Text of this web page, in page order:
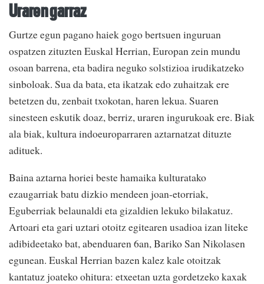
Uraren garraz
Gurtze egun pagano haiek gogo bertsuen inguruan
ospatzen zituzten Euskal Herrian, Europan zein mundu
osoan barrena, eta badira neguko solstizioa irudikatzeko
sinboloak. Sua da bata, eta ikatzak edo zuhaitzak ere
betetzen du, zenbait txokotan, haren lekua. Suaren
sinesteen eskutik doaz, berriz, uraren ingurukoak ere. Biak
ala biak, kultura indoeuroparraren aztarnatzat dituzte
adituek.
Baina aztarna horiei beste hamaika kulturatako
ezaugarriak batu dizkio mendeen joan-etorriak,
Eguberriak belaunaldi eta gizaldien lekuko bilakatuz.
Artoari eta gari uztari otoitz egitearen usadioa izan liteke
adibideetako bat, abenduaren 6an, Bariko San Nikolasen
egunean. Euskal Herrian bazen kalez kale otoitzak
kantatuz joateko ohitura: etxeetan uzta gordetzeko kaxak